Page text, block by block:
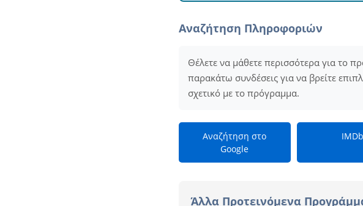
Αναζήτηση Πληροφοριών
Θέλετε να μάθετε περισσότερα για το
παρακάτω συνδέσεις για να βρείτε
σχετικό με το πρόγραμμα.
Αναζήτηση στο
Google
IMDb
Άλλα Προτεινόμενα